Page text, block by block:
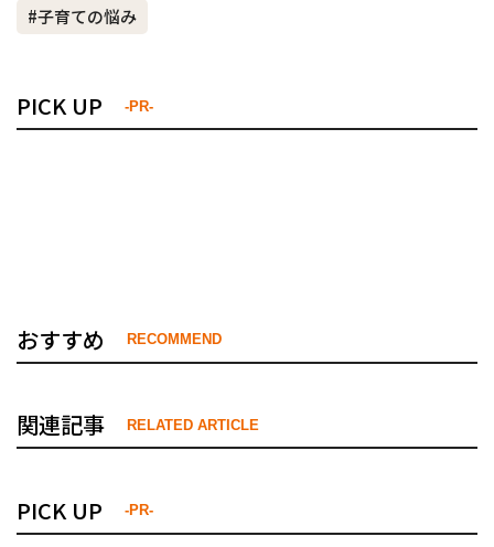
#子育ての悩み
PICK UP -PR-
おすすめ RECOMMEND
関連記事 RELATED ARTICLE
PICK UP -PR-